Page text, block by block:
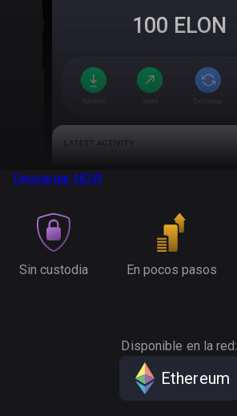
100 ELON
Descargar NOW
Sin custodia En pocos pasos
Disponible en la red:
Ethereum